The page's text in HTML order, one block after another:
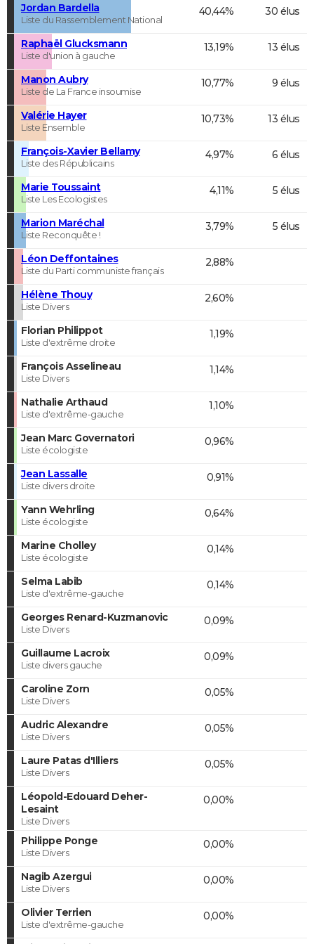
Jordan Bardella
Liste du Rassemblement National
40,44% 30 élus
Raphaël Glucksmann
Liste d'union à gauche
13,19% 13 élus
Manon Aubry
Liste de La France insoumise
10,77% 9 élus
Valérie Hayer
Liste Ensemble
10,73% 13 élus
François-Xavier Bellamy
Liste des Républicains
4,97% 6 élus
Marie Toussaint
Liste Les Ecologistes
4,11% 5 élus
Marion Maréchal
Liste Reconquête !
3,79% 5 élus
Léon Deffontaines
Liste du Parti communiste français
2,88%
Hélène Thouy
Liste Divers
2,60%
Florian Philippot
Liste d'extrême droite
1,19%
François Asselineau
Liste Divers
1,14%
Nathalie Arthaud
Liste d'extrême-gauche
1,10%
Jean Marc Governatori
Liste écologiste
0,96%
Jean Lassalle
Liste divers droite
0,91%
Yann Wehrling
Liste écologiste
0,64%
Marine Cholley
Liste écologiste
0,14%
Selma Labib
Liste d'extrême-gauche
0,14%
Georges Renard-Kuzmanovic
Liste Divers
0,09%
Guillaume Lacroix
Liste divers gauche
0,09%
Caroline Zorn
Liste Divers
0,05%
Audric Alexandre
Liste Divers
0,05%
Laure Patas d'Illiers
Liste Divers
0,05%
Léopold-Edouard Deher-
Lesaint
Liste Divers
0,00%
Philippe Ponge
Liste Divers
0,00%
Nagib Azergui
Liste Divers
0,00%
Olivier Terrien
Liste d'extrême-gauche
0,00%